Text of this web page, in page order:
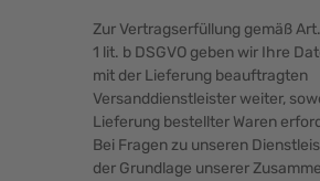
Zur Vertragserfüllung gemäß Art.
1 lit. b DSGVO geben wir Ihre
mit der Lieferung beauftragten
Versanddienstleister weiter,
Lieferung bestellter Waren
Bei Fragen zu unseren
der Grundlage unserer